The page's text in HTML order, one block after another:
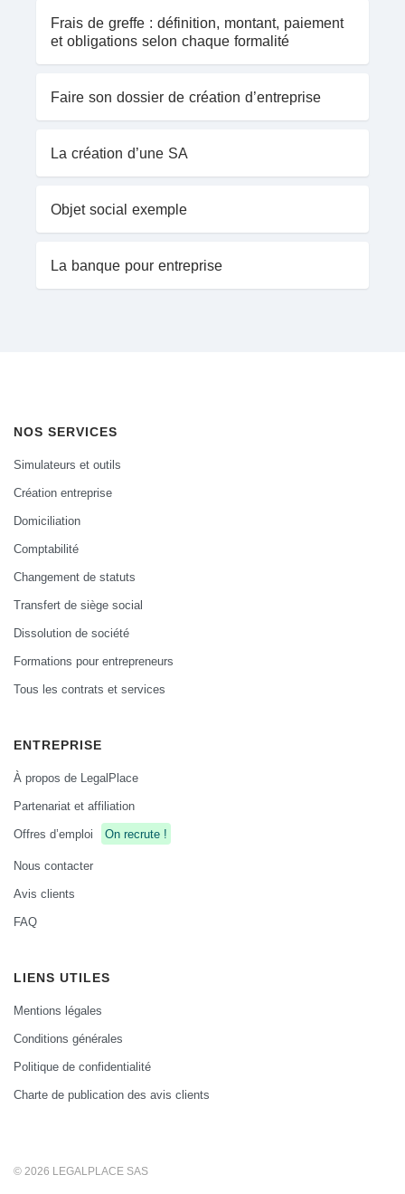
Frais de greffe : définition, montant, paiement
et obligations selon chaque formalité
Faire son dossier de création d’entreprise
La création d’une SA
Objet social exemple
La banque pour entreprise
NOS SERVICES
Simulateurs et outils
Création entreprise
Domiciliation
Comptabilité
Changement de statuts
Transfert de siège social
Dissolution de société
Formations pour entrepreneurs
Tous les contrats et services
ENTREPRISE
À propos de LegalPlace
Partenariat et affiliation
Offres d’emploi
On recrute !
Nous contacter
Avis clients
FAQ
LIENS UTILES
Mentions légales
Conditions générales
Politique de confidentialité
Charte de publication des avis clients
© 2026 LEGALPLACE SAS